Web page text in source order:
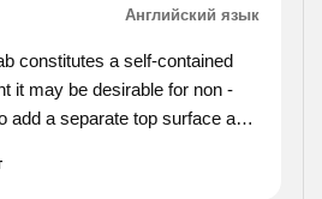
Английский язык
constitutes a self-contained
it may be desirable for non -
add a separate top surface and
the nearest equivalents